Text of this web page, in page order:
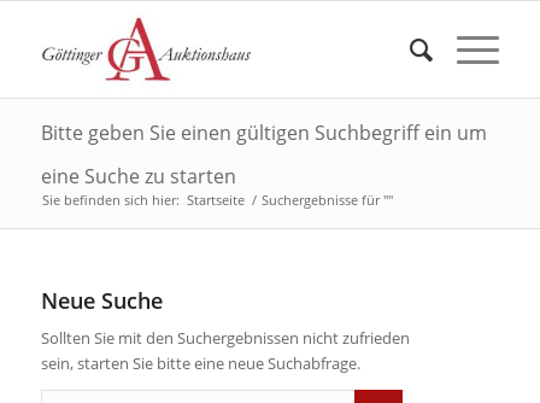
Bitte geben Sie einen gültigen Suchbegriff ein um
eine Suche zu starten
Sie befinden sich hier: Startseite / Suchergebnisse für ""
Neue Suche
Sollten Sie mit den Suchergebnissen nicht zufrieden
sein, starten Sie bitte eine neue Suchabfrage.